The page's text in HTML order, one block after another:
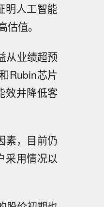
明人工智能
值。
从业绩超预
Rubin芯片
效并降低客
素，目前仍
采用情况以